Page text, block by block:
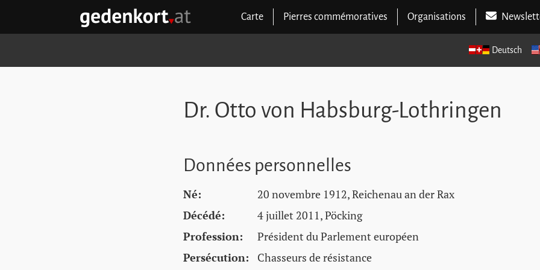
Aller au contenu principal
Aller à la navigation principale
Aller aux liens rapides
GEDENKORT - ACCUEIL
Carte Pierres commémoratives Organisations
Deutsch
Dr. Otto von Habsburg-Lothringen
Données personnelles
Né:
20 novembre 1912, Reichenau an der Rax
Décédé:
4 juillet 2011, Pöcking
Profession:
Président du Parlement européen
Persécution:
Chasseurs de résistance